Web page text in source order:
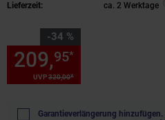
Lieferzeit:
ca. 2 Werktage
-34 %
Sie Sparen 34 Prozent,
UVP320,00*
209,95*
Garantieverlängerung hinzufügen.